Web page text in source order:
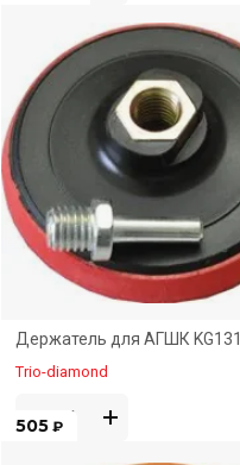
Держатель для АГШК KG131
Trio-diamond
505 ₽